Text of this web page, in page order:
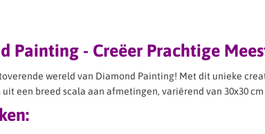
Painting - Creëer Prachtige
wereld van Diamond Painting! Met dit unieke
uit een breed scala aan afmetingen, variërend van 30x30